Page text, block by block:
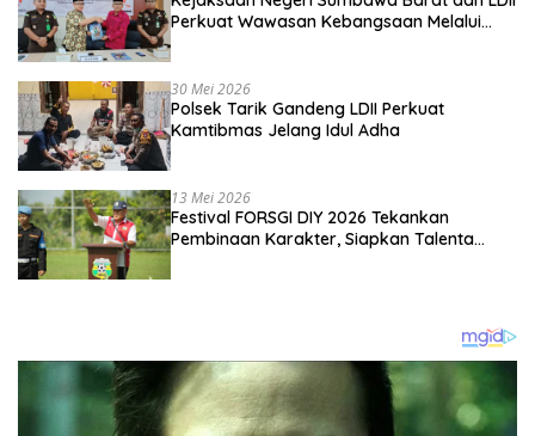
Perkuat Wawasan Kebangsaan Melalui
30 Mei 2026
Polsek Tarik Gandeng LDII Perkuat
Kamtibmas Jelang Idul Adha
13 Mei 2026
Festival FORSGI DIY 2026 Tekankan
Pembinaan Karakter, Siapkan Talenta